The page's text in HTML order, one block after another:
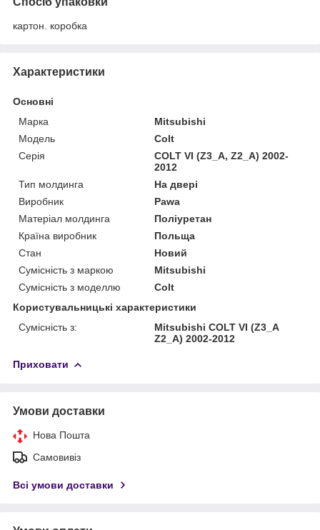
картон. коробка
Характеристики
Основні
Марка
Mitsubishi
Модель
Colt
Серія
COLT VI (Z3_A, Z2_A) 2002-
2012
Тип молдинга
На двері
Виробник
Pawa
Матеріал молдинга
Поліуретан
Країна виробник
Польща
Стан
Новий
Сумісність з маркою
Mitsubishi
Сумісність з моделлю
Colt
Користувальницькі характеристики
Сумісність з:
Mitsubishi COLT VI (Z3_A
Z2_A) 2002-2012
Приховати
Умови доставки
Нова Пошта
Самовивіз
Всі умови доставки